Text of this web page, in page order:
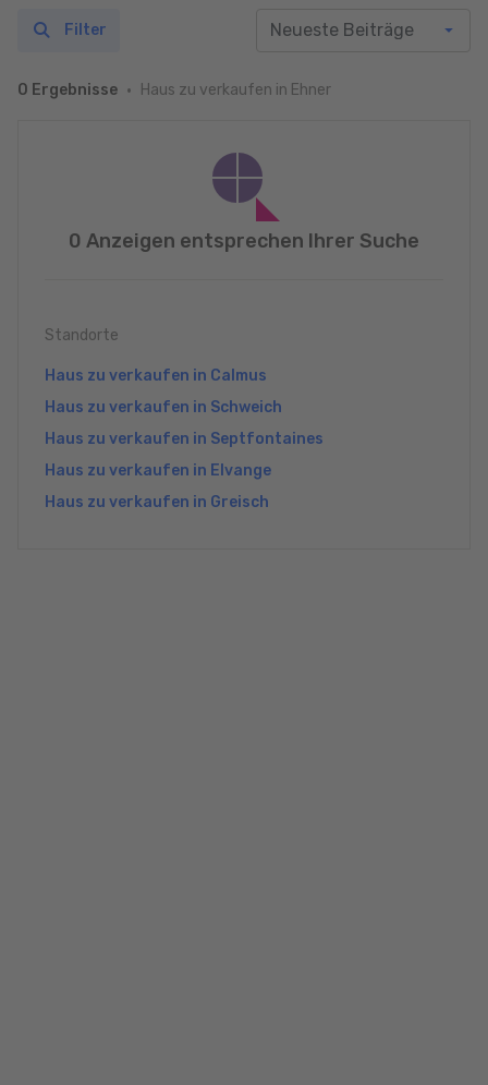
0 Ergebnisse Haus zu verkaufen in Ehner
Filter
0 Anzeigen entsprechen Ihrer Suche
Standorte
Haus zu verkaufen in Calmus
Haus zu verkaufen in Schweich
Haus zu verkaufen in Septfontaines
Haus zu verkaufen in Elvange
Haus zu verkaufen in Greisch